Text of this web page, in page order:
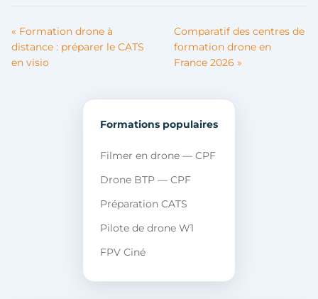
« Formation drone à
distance : préparer le CATS
en visio
Comparatif des centres de
formation drone en
France 2026 »
Formations populaires
Filmer en drone — CPF
Drone BTP — CPF
Préparation CATS
Pilote de drone W1
FPV Ciné